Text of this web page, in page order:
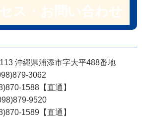
沖縄県浦添市字大平488番地
3062
1588【直通】
9520
1589【直通】